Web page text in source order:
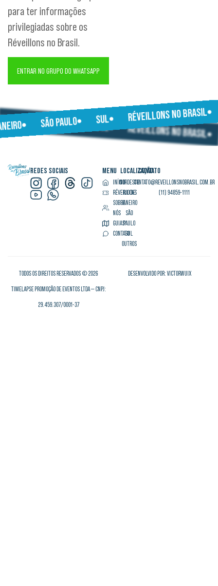
para ter informações
privilegiadas sobre os
Réveillons no Brasil.
ENTRAR NO GRUPO DO WHATSAPP
SÃO PAULO SUL RÉVEILLONS NO BRASIL
SÃO PAULO SUL RÉVEILLONS NO BRASIL
MENU
INÍCIO
RÉVEILLONS
SOBRE
NÓS
GUIAS
CONTATO
LOCALIZAÇÃO
NORDESTE
RIO DE
JANEIRO
SÃO
PAULO
SUL
OUTROS
CONTATO
CONTATO@REVEILLONSNOBRASIL.COM.BR
(11) 94859-1111
REDES SOCIAIS
TODOS OS DIREITOS RESERVADOS © 2026
TIMELAPSE PROMOÇÃO DE EVENTOS LTDA — CNPJ:
29.459.307/0001-37
DESENVOLVIDO POR: VICTORWUIX